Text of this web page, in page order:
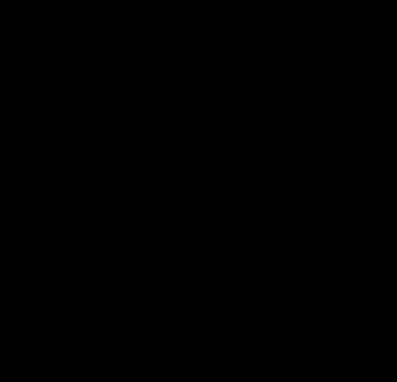
• 14/10/14 • La mancanza di energia